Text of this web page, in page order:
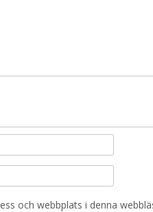
och webbplats i denna